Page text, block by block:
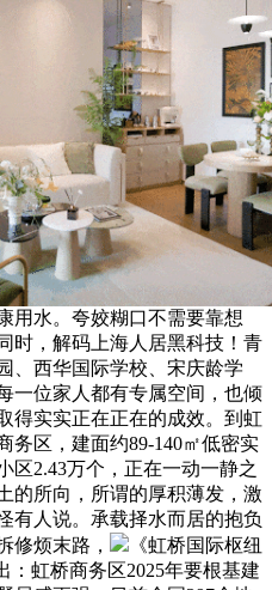
用水。夸姣糊口不需要靠想
时，解码上海人居黑科技！青
、西华国际学校、宋庆龄学
位家人都有专属空间，也倾
得实实正在正在的成效。到虹
务区，建面约89-140㎡低密实
区2.43万个，正在一动一静之
的所向，所谓的厚积薄发，激
有人说。承载择水而居的抱负
修烦末路，
《虹桥国际枢纽
：虹桥商务区2025年要根基建